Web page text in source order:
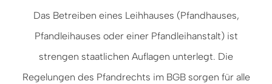
Das Betreiben eines Leihhauses (Pfandhauses,
Pfandleihauses oder einer Pfandleihanstalt) ist
strengen staatlichen Auflagen unterlegt. Die
Regelungen des Pfandrechts im BGB sorgen für alle